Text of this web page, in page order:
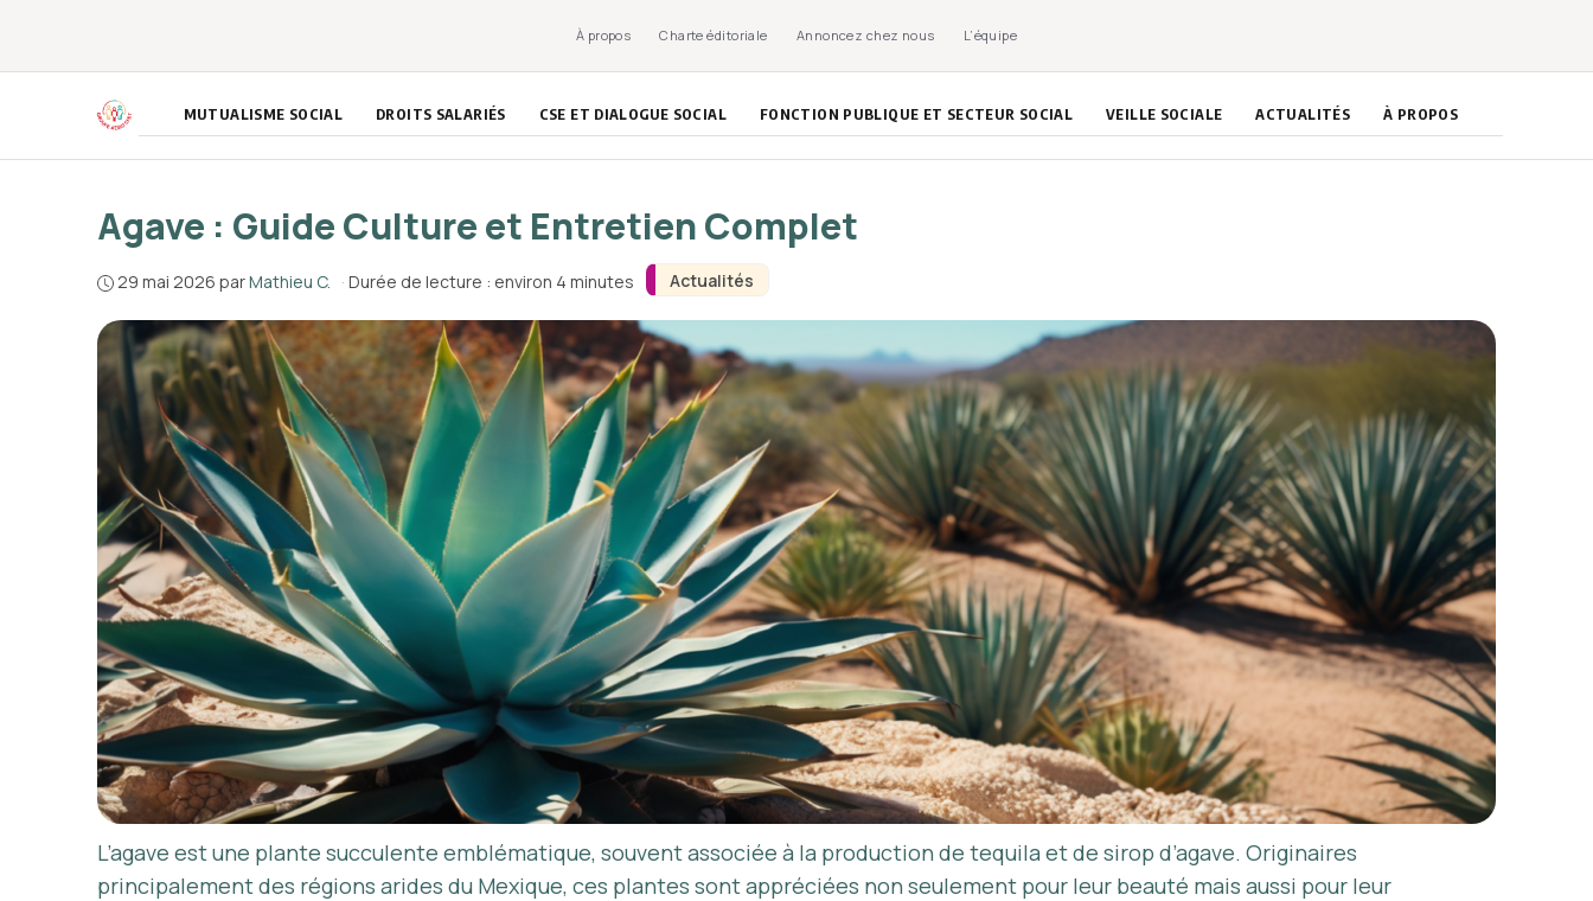
contenu
À propos Charte éditoriale Annoncez chez nous L’équipe
MUTUALISME SOCIAL DROITS SALARIÉS CSE ET DIALOGUE SOCIAL FONCTION PUBLIQUE ET SECTEUR SOCIAL VEILLE SOCIALE ACTUALITÉS À PROPOS
Actualités
Agave : Guide Culture et Entretien Complet
29 mai 2026 parMathieu C. · Durée de lecture : environ 4 minutes
L’agave est une plante succulente emblématique, souvent associée à la production de tequila et de sirop d’agave. Originaires
principalement des régions arides du Mexique, ces plantes sont appréciées non seulement pour leur beauté mais aussi pour leur